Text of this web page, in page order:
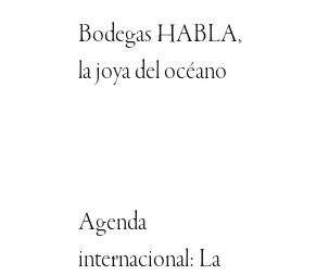
Bodegas HABLA,
la joya del océano
Agenda
internacional: La